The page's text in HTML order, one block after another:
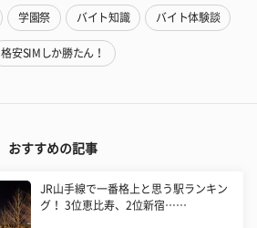
学園祭 バイト知識 バイト体験談
格安SIMしか勝たん！
おすすめの記事
JR山手線で一番格上と思う駅ランキン
グ！ 3位恵比寿、2位新宿……